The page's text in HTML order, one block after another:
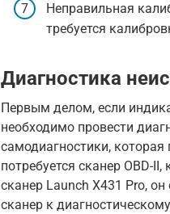
Неправильная
требуется
Диагностика
Первым делом, если
необходимо провести
самодиагностики,
потребуется сканер OBD-
сканер Launch X431 Pro,
сканер к